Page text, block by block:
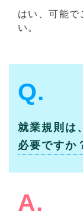
はい、可能で
い。
Q.
就業規則は
必要ですか
A.